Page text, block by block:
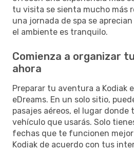
tu visita se sienta mucho más
una jornada de spa se
el ambiente es tranquilo.
Comienza a organizar
ahora
Preparar tu aventura a Kodiak
eDreams. En un solo sitio,
pasajes aéreos, el lugar donde
vehículo que usarás. Solo
fechas que te funcionen
Kodiak de acuerdo con tus